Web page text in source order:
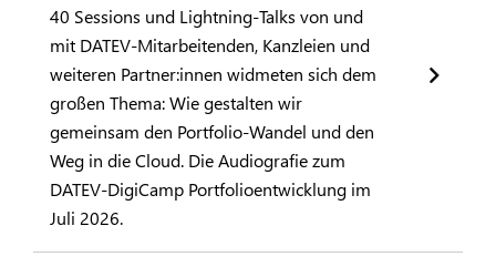
40 Sessions und Lightning-Talks von und
mit DATEV-Mitarbeitenden, Kanzleien und
weiteren Partner:innen widmeten sich dem
großen Thema: Wie gestalten wir
gemeinsam den Portfolio-Wandel und den
Weg in die Cloud. Die Audiografie zum
DATEV-DigiCamp Portfolioentwicklung im
Juli 2026.